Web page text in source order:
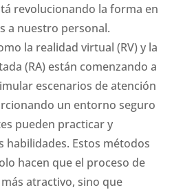
revolucionando la forma en
a nuestro personal.
la realidad virtual (RV) y la
(RA) están comenzando a
escenarios de atención
un entorno seguro
pueden practicar y
habilidades. Estos métodos
hacen que el proceso de
atractivo, sino que